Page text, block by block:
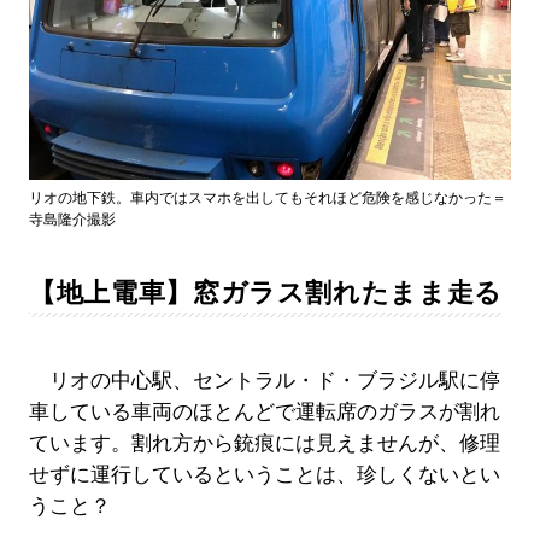
リオの地下鉄。車内ではスマホを出してもそれほど危険を感じなかった＝
寺島隆介撮影
【地上電車】窓ガラス割れたまま走る
リオの中心駅、セントラル・ド・ブラジル駅に停
車している車両のほとんどで運転席のガラスが割れ
ています。割れ方から銃痕には見えませんが、修理
せずに運行しているということは、珍しくないとい
うこと？